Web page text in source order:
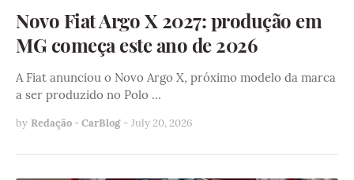
Novo Fiat Argo X 2027: produção em
MG começa este ano de 2026
A Fiat anunciou o Novo Argo X, próximo modelo da marca
a ser produzido no Polo …
by Redação - CarBlog - July 20, 2026